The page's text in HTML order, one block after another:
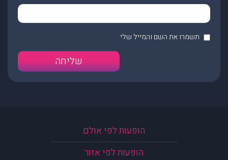
תשמרו את השם והמייל שלי
הופעות לפי אולם
הופעות לפי אזור